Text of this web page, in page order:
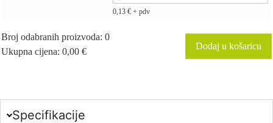
0,13 € + pdv
Broj odabranih proizvoda: 0
Ukupna cijena: 0,00 €
Your
total
Dodaj u košaricu
Specifikacije